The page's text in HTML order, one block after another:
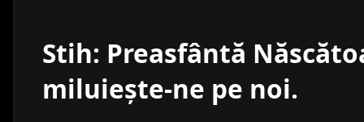
Stih: Preasfântă
miluieşte-ne pe noi.